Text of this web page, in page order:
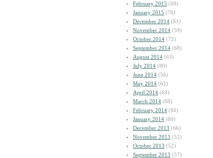
February 2015 (68)
January 2015 (76)
December 2014 (81)
November 2014 (59)
October 2014 (72)
September 2014 (68)
August 2014 (63)
July 2014 (80)
June 2014 (56)
May 2014 (62)
April 2014 (69)
March 2014 (88)
February 2014 (66)
January 2014 (60)
December 2013 (66)
November 2013 (52)
October 2013 (52)
September 2013 (57)